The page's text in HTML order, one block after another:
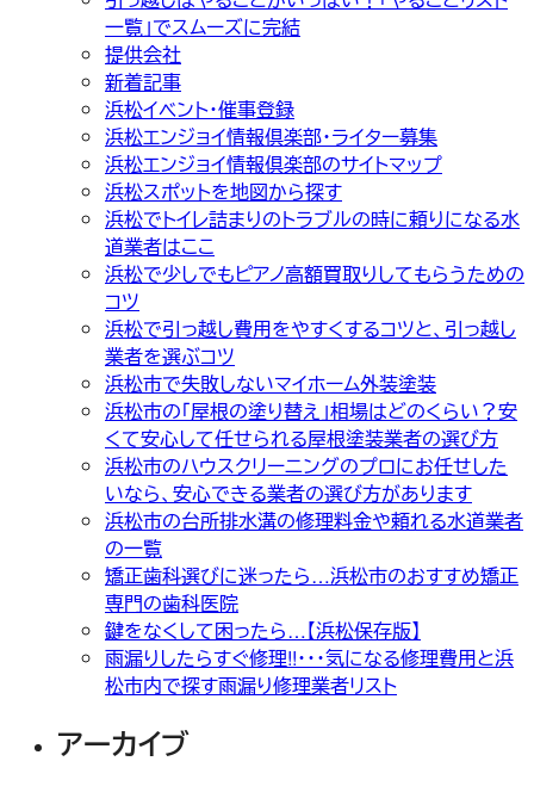
一覧」でスムーズに完結
提供会社
新着記事
浜松イベント・催事登録
浜松エンジョイ情報倶楽部・ライター募集
浜松エンジョイ情報倶楽部のサイトマップ
浜松スポットを地図から探す
浜松でトイレ詰まりのトラブルの時に頼りになる水
道業者はここ
浜松で少しでもピアノ高額買取りしてもらうための
コツ
浜松で引っ越し費用をやすくするコツと、引っ越し
業者を選ぶコツ
浜松市で失敗しないマイホーム外装塗装
浜松市の「屋根の塗り替え」相場はどのくらい？安
くて安心して任せられる屋根塗装業者の選び方
浜松市のハウスクリーニングのプロにお任せした
いなら、安心できる業者の選び方があります
浜松市の台所排水溝の修理料金や頼れる水道業者
の一覧
矯正歯科選びに迷ったら…浜松市のおすすめ矯正
専門の歯科医院
鍵をなくして困ったら…【浜松保存版】
雨漏りしたらすぐ修理!!・・・気になる修理費用と浜
松市内で探す雨漏り修理業者リスト
アーカイブ